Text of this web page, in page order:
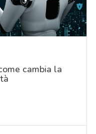
cambia la